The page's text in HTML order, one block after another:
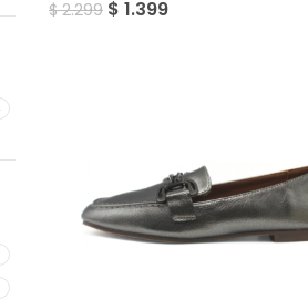
$2.299 $ 1.399